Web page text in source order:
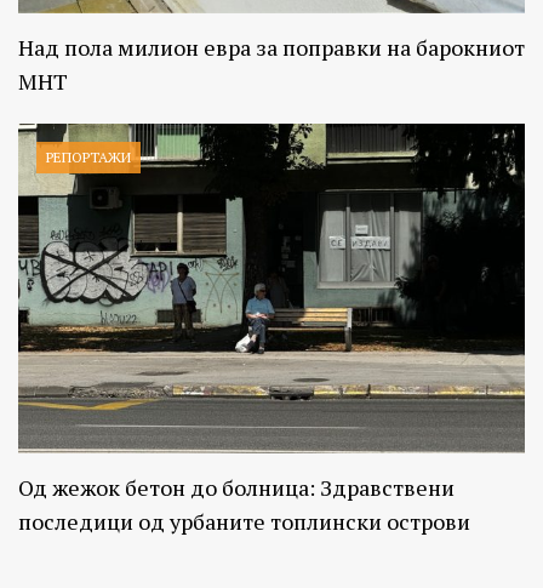
Над пола милион евра за поправки на барокниот
МНТ
РЕПОРТАЖИ
Од жежок бетон до болница: Здравствени
последици од урбаните топлински острови